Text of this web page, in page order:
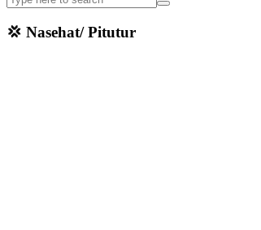
💢 Nasehat/ Pitutur